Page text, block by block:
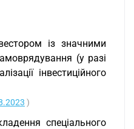
із значними
(у разі
інвестиційного
)
спеціального